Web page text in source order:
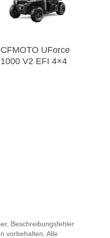
CFMOTO UForce
1000 V2 EFI 4×4
Beschreibungsfehler
vorbehalten. Alle